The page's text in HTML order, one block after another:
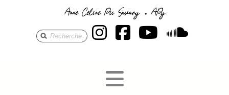
Anne Céline Pic
Anne Céline
AnneAnne